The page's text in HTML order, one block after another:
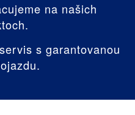
na našich
s garantovanou